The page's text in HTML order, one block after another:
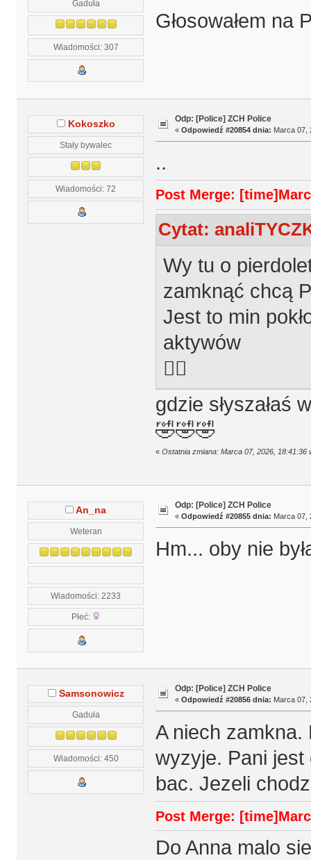
Gaduła
Wiadomości: 307
Głosowałem na
Kokoszko
Stały bywalec
Wiadomości: 72
Odp: [Police] ZCH Police
« Odpowiedź #20854 dnia: Marca 07,
..
Post Merge:
Cytat:
Wy tu o
zamknąć chcą
Jest to min
aktywów
💁‍♂️
gdzie słyszałaś
🤣🤣🤣
« Ostatnia zmiana: Marca 07, 2026, 18:41:36
An_na
Weteran
Wiadomości: 2233
Płeć:
Odp: [Police] ZCH Police
« Odpowiedź #20855 dnia: Marca 07,
Hm... oby nie
Samsonowicz
Gaduła
Wiadomości: 450
Odp: [Police] ZCH Police
« Odpowiedź #20856 dnia: Marca 07,
A niech zamkna.
wyzyje. Pani jest
bac. Jezeli
Post Merge:
Do Anna malo